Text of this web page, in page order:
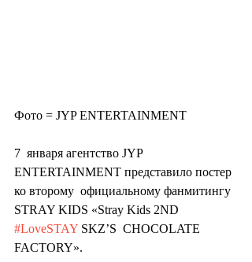
Фото = JYP ENTERTAINMENT
7  января агентство JYP
ENTERTAINMENT представило постер
ко второму  официальному фанмитингу
STRAY KIDS «Stray Kids 2ND
#LoveSTAY SKZ’S  CHOCOLATE
FACTORY».